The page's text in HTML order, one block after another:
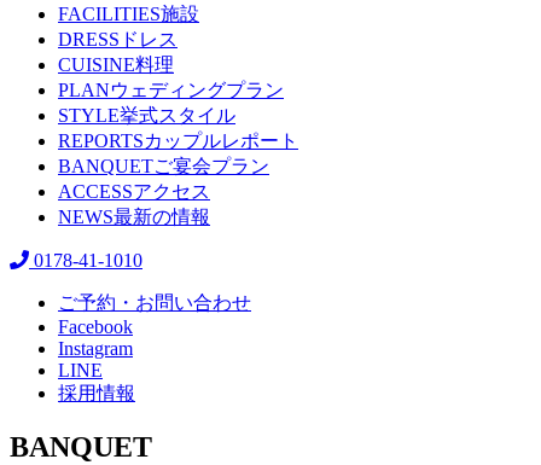
FACILITIES施設
DRESS ドレス
CUISINE料理
PLANウェディングプラン
STYLE挙式スタイル
REPORTSカップルレポート
BANQUETご宴会プラン
ACCESSアクセス
NEWS最新の情報
0178-41-1010
ご予約・お問い合わせ
Facebook
Instagram
LINE
採用情報
BANQUET